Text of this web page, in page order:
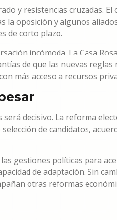
y resistencias cruzadas. El
la oposición y algunos
de corto plazo.
incómoda. La Casa
de que las nuevas
más acceso a recursos
decisivo. La reforma
de candidatos,
gestiones políticas para
de adaptación. Sin
otras reformas